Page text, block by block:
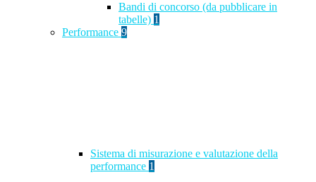
Bandi di concorso (da pubblicare in
tabelle) 1
Performance 9
Sistema di misurazione e valutazione della
performance 1